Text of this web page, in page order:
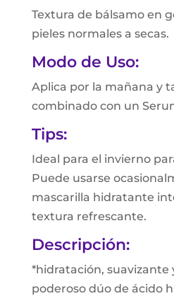
Textura de bálsamo en
pieles normales a secas.
Modo de Uso:
Aplica por la mañana y
combinado con un
Tips:
Ideal para el invierno
Puede usarse
mascarilla hidratante
textura refrescante.
Descripción:
*hidratación, suavizante
poderoso dúo de ácido